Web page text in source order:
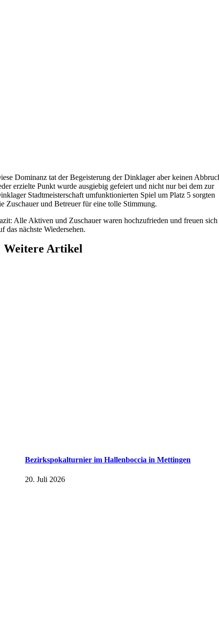
Dominanz tat der Begeisterung der Dinklager aber keinen
erzielte Punkt wurde ausgiebig gefeiert und nicht nur bei dem zur
Stadtmeisterschaft umfunktionierten Spiel um Platz 5 sorgten
Zuschauer und Betreuer für eine tolle Stimmung.
Alle Aktiven und Zuschauer waren hochzufrieden und freuen sich
das nächste Wiedersehen.
Weitere Artikel
Bezirkspokalturnier im Hallenboccia in Mettingen
20. Juli 2026